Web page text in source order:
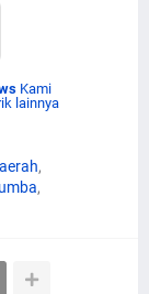
Kami
lainnya